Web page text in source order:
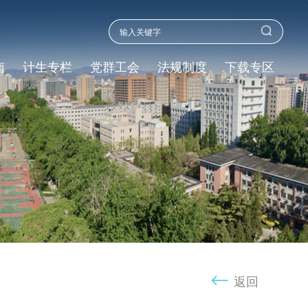
计生专栏 党群工会 法规制度 下载专区
返回